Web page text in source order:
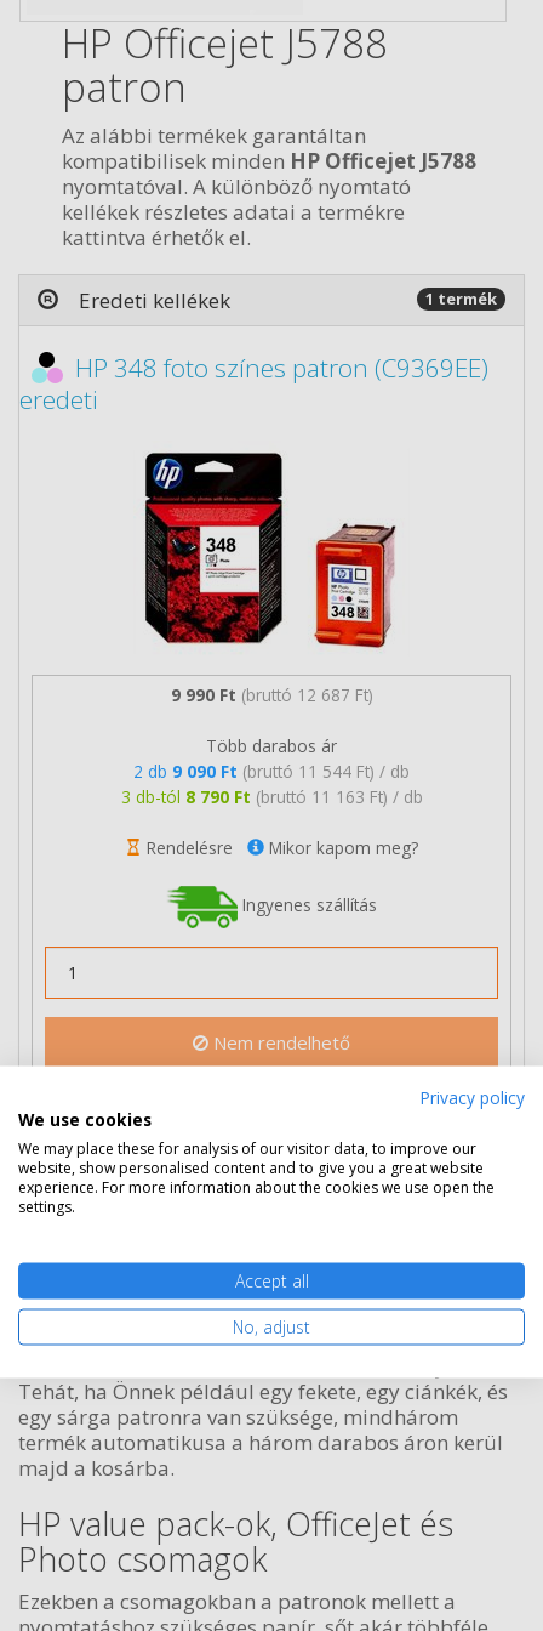
HP Officejet J5788
patron
Az alábbi termékek garantáltan
kompatibilisek minden HP Officejet J5788
nyomtatóval. A különböző nyomtató
kellékek részletes adatai a termékre
kattintva érhetők el.
Eredeti kellékek 1 termék
HP 348 foto színes patron (C9369EE)
eredeti
9 990 Ft (bruttó 12 687 Ft)
Több darabos ár
2 db 9 090 Ft (bruttó 11 544 Ft) / db
3 db-tól 8 790 Ft (bruttó 11 163 Ft) / db
Rendelésre Mikor kapom meg?
Ingyenes szállítás
Nem rendelhető
A nyomtatóhoz a következő kellékanyagok tartoznak:
HP 348 foto színes patron (C9369EE).
HP Officejet J5788 tintapatronok
Rendeljen HP Officejet J5788 patront
nyomtatoalkaresz.hu-ról azonnali mennyiségi
kedvezménnyel. A kedvezmény már két darab, akár
Tehát, ha Önnek például egy fekete, egy ciánkék, és
egy sárga patronra van szüksége, mindhárom
termék automatikusa a három darabos áron kerül
majd a kosárba.
HP value pack-ok, OfficeJet és
Photo csomagok
Ezekben a csomagokban a patronok mellett a
Privacy policy
We use cookies
We may place these for analysis of our visitor data, to improve our
website, show personalised content and to give you a great website
experience. For more information about the cookies we use open the
settings.
Accept all
No, adjust